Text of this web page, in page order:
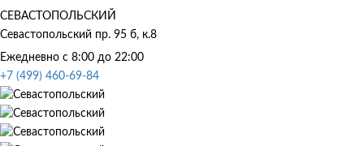
СЕВАСТОПОЛЬСКИЙ
Севастопольский пр. 95 б, к.8
Ежедневно с 8:00 до 22:00
+7 (499) 460-69-84